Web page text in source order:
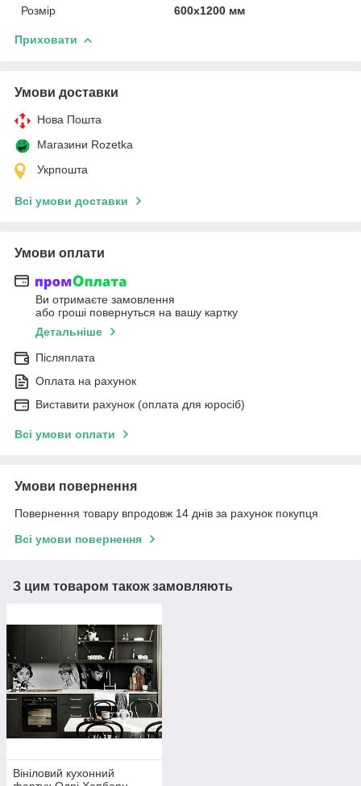
Розмір
600х1200 мм
Приховати
Умови доставки
Нова Пошта
Магазини Rozetka
Укрпошта
Всі умови доставки
Умови оплати
Ви отримаєте замовлення
або гроші повернуться на вашу картку
Детальніше
Післяплата
Оплата на рахунок
Виставити рахунок (оплата для юросіб)
Всі умови оплати
Умови повернення
Повернення товару впродовж 14 днів за рахунок покупця
Всі умови повернення
З цим товаром також замовляють
Вініловий кухонний